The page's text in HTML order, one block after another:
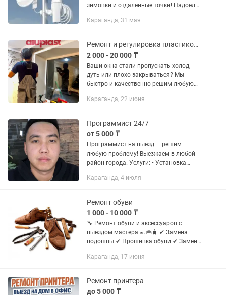
зимовки и отдаленные точки! Надоело
постоянно пропадает, а видео
и...
Караганда, 31 мая
Ремонт и регулировка пластиковых окон
2 000 - 20 000 ₸
Ваши окна стали пропускать холод,
дуть или плохо закрываться? Мы
быстро и качественно решим любую
устраним сквозняки, исправим тугое
Караганда, 22 июня
Программист 24/7
от 5 000 ₸
Программист на выезд — решим
любую проблему! Выезжаем в любой
район города. Услуги: • Установка
Обновление драйверов • Установка и
Караганда, 4 июля
Ремонт обуви
1 000 - 10 000 ₸
🔧 Ремонт обуви и аксессуаров с
выездом мастера 👞👜🧳 ✔ Замена
подошвы ✔ Прошивка обуви ✔ Замена
рюкзаках ✔ Ремонт чемоданов ✔
Удобно...
Караганда, 17 июня
Ремонт принтера
до 5 000 ₸